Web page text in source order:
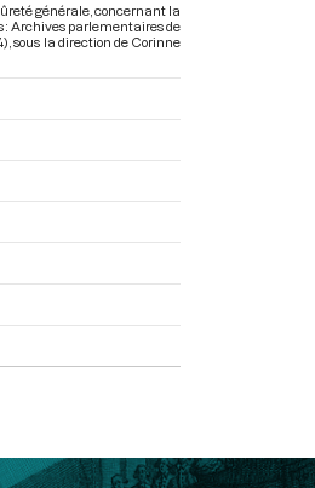
générale, concernant la
: Archives parlementaires de
, sous la direction de Corinne